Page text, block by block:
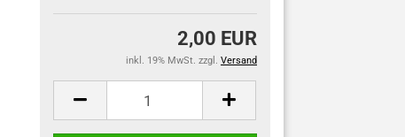
2,00 EUR
inkl. 19% MwSt. zzgl. Versand